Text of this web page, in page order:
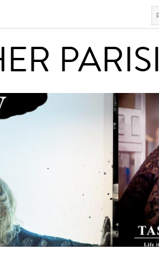
PARISI